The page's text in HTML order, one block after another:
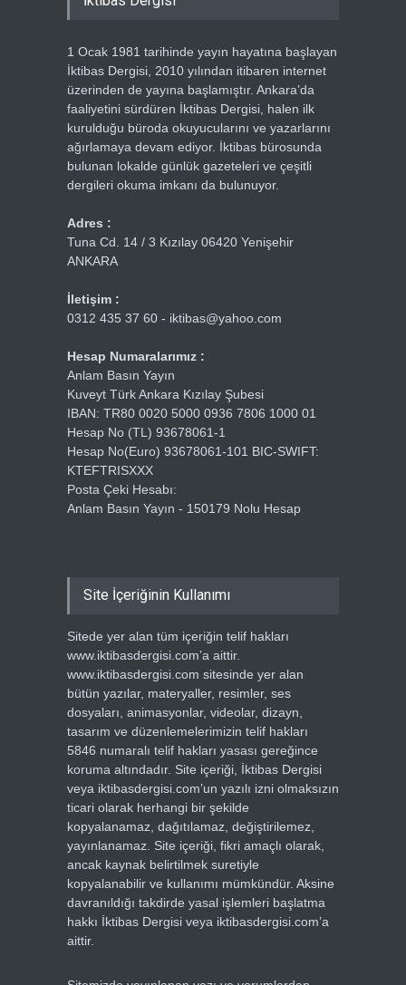
1 Ocak 1981 tarihinde yayın hayatına başlayan
İktibas Dergisi, 2010 yılından itibaren internet
üzerinden de yayına başlamıştır. Ankara’da
faaliyetini sürdüren İktibas Dergisi, halen ilk
kurulduğu büroda okuyucularını ve yazarlarını
ağırlamaya devam ediyor. İktibas bürosunda
bulunan lokalde günlük gazeteleri ve çeşitli
dergileri okuma imkanı da bulunuyor.
Adres :
Tuna Cd. 14 / 3 Kızılay 06420 Yenişehir
ANKARA
İletişim :
0312 435 37 60 - iktibas@yahoo.com
Hesap Numaralarımız :
Anlam Basın Yayın
Kuveyt Türk Ankara Kızılay Şubesi
IBAN: TR80 0020 5000 0936 7806 1000 01
Hesap No (TL) 93678061-1
Hesap No(Euro) 93678061-101 BIC-SWIFT:
KTEFTRISXXX
Posta Çeki Hesabı:
Anlam Basın Yayın - 150179 Nolu Hesap
Site İçeriğinin Kullanımı
Sitede yer alan tüm içeriğin telif hakları
www.iktibasdergisi.com’a aittir.
www.iktibasdergisi.com sitesinde yer alan
bütün yazılar, materyaller, resimler, ses
dosyaları, animasyonlar, videolar, dizayn,
tasarım ve düzenlemelerimizin telif hakları
5846 numaralı telif hakları yasası gereğince
koruma altındadır. Site içeriği, İktibas Dergisi
veya iktibasdergisi.com’un yazılı izni olmaksızın
ticari olarak herhangi bir şekilde
kopyalanamaz, dağıtılamaz, değiştirilemez,
yayınlanamaz. Site içeriği, fikri amaçlı olarak,
ancak kaynak belirtilmek suretiyle
kopyalanabilir ve kullanımı mümkündür. Aksine
davranıldığı takdirde yasal işlemleri başlatma
hakkı İktibas Dergisi veya iktibasdergisi.com’a
aittir.